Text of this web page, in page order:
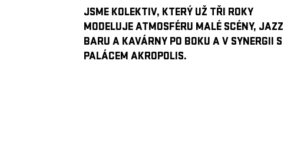
JSME KOLEKTIV, KTERÝ UŽ TŘI ROKY
MODELUJE ATMOSFÉRU MALÉ SCÉNY, JAZZ
BARU A KAVÁRNY PO BOKU A V SYNERGII S
PALÁCEM AKROPOLIS.